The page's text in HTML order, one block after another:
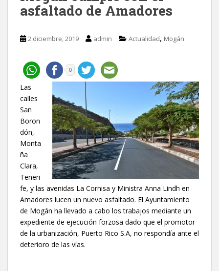
asfaltado de Amadores
2 diciembre, 2019 admin Actualidad, Mogán
0
Las
calles
San
Boron
dón,
Monta
ña
Clara,
Teneri
fe, y las avenidas La Cornisa y Ministra Anna Lindh en
Amadores lucen un nuevo asfaltado. El Ayuntamiento
de Mogán ha llevado a cabo los trabajos mediante un
expediente de ejecución forzosa dado que el promotor
de la urbanización, Puerto Rico S.A, no respondía ante el
deterioro de las vías.